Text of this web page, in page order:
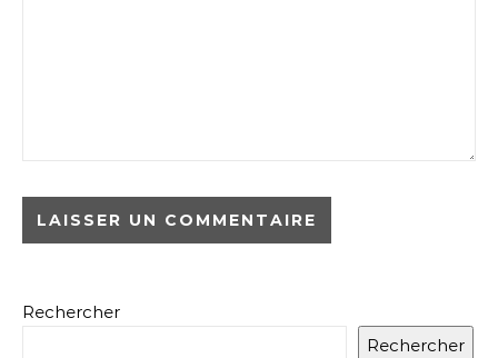
Rechercher
Rechercher